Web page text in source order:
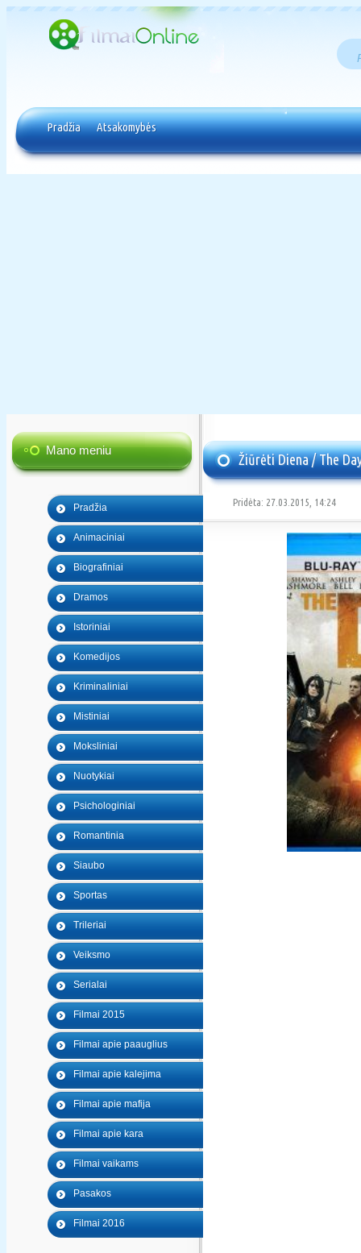
Pradžia Atsakomybės
Mano meniu
Pradžia
Animaciniai
Biografiniai
Dramos
Istoriniai
Komedijos
Kriminaliniai
Mistiniai
Moksliniai
Nuotykiai
Psichologiniai
Romantinia
Siaubo
Sportas
Trileriai
Veiksmo
Serialai
Filmai 2015
Filmai apie paauglius
Filmai apie kalejima
Filmai apie mafija
Filmai apie kara
Filmai vaikams
Pasakos
Filmai 2016
Žiūrėti Diena / The
Pridėta: 27.03.2015, 14:24